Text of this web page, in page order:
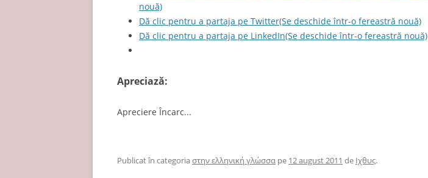
nouă)
Dă clic pentru a partaja pe Twitter(Se deschide într-o fereastră nouă)
Dă clic pentru a partaja pe LinkedIn(Se deschide într-o fereastră nouă)
Apreciază:
Apreciere Încarc...
Publicat în categoriaστην ελληνική γλώσσα pe 12 august 2011 de Ιχθυς.